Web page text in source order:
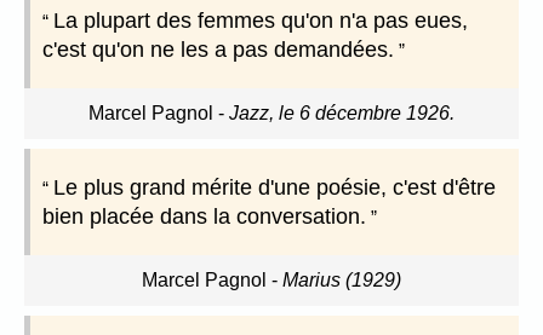
La plupart des femmes qu'on n'a pas eues,
c'est qu'on ne les a pas demandées.
Marcel Pagnol - Jazz, le 6 décembre 1926.
Le plus grand mérite d'une poésie, c'est d'être
bien placée dans la conversation.
Marcel Pagnol - Marius (1929)